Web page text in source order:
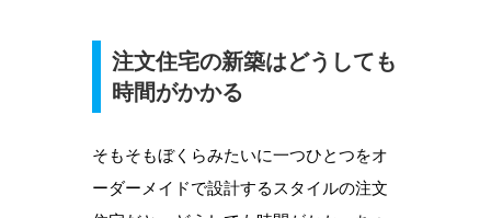
注文住宅の新築はどうしても
時間がかかる
そもそもぼくらみたいに一つひとつをオ
ーダーメイドで設計するスタイルの注文